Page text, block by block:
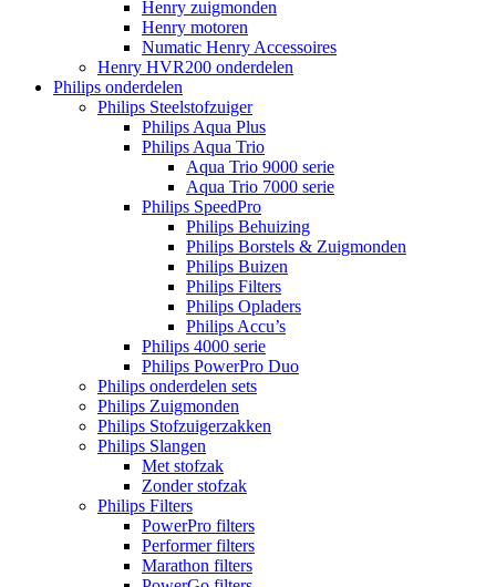
Henry zuigmonden
Henry motoren
Numatic Henry Accessoires
Henry HVR200 onderdelen
Philips onderdelen
Philips Steelstofzuiger
Philips Aqua Plus
Philips Aqua Trio
Aqua Trio 9000 serie
Aqua Trio 7000 serie
Philips SpeedPro
Philips Behuizing
Philips Borstels & Zuigmonden
Philips Buizen
Philips Filters
Philips Opladers
Philips Accu’s
Philips 4000 serie
Philips PowerPro Duo
Philips onderdelen sets
Philips Zuigmonden
Philips Stofzuigerzakken
Philips Slangen
Met stofzak
Zonder stofzak
Philips Filters
PowerPro filters
Performer filters
Marathon filters